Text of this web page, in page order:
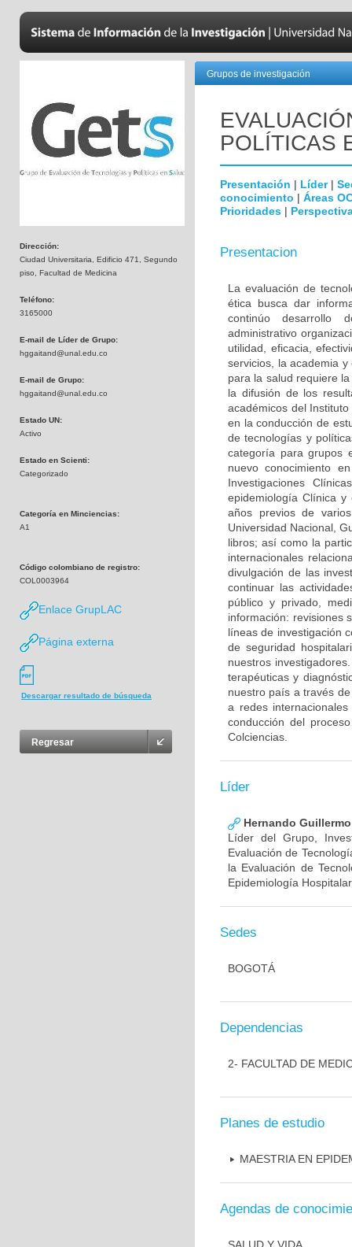
Dirección:
Ciudad Universitaria, Edificio 471, Segundo
piso, Facultad de Medicina
Teléfono:
3165000
E-mail de Líder de Grupo:
hggaitand@unal.edu.co
E-mail de Grupo:
hggaitand@unal.edu.co
Estado UN:
Activo
Estado en Scienti:
Categorizado
Categoría en Minciencias:
A1
Código colombiano de registro:
COL0003964
Enlace GrupLAC
Página externa
Descargar resultado de búsqueda
Regresar
Grupos de investigación
POLÍTICAS
Presentación | Líder|
conocimiento | Áreas
Prioridades |
Presentacion
La evaluación de
ética busca dar
continúo desarrollo
administrativo
utilidad, eficacia,
servicios, la academia
para la salud requiere
la difusión de los
académicos del
en la conducción de
de tecnologías y
categoría para grupos
nuevo conocimiento
Investigaciones
epidemiología Clínica y
años previos de
Universidad Nacional,
libros; así como la
internacionales
divulgación de las
continuar las
público y privado,
información: revisiones
líneas de investigación
de seguridad
nuestros
terapéuticas y
nuestro país a través
a redes
conducción del
Colciencias.
Líder
Hernando
Líder del Grupo,
Evaluación de
la Evaluación de
Epidemiología
Sedes
BOGOTÁ
Dependencias
2- FACULTAD DE
Planes de estudio
MAESTRIA EN
Agendas de